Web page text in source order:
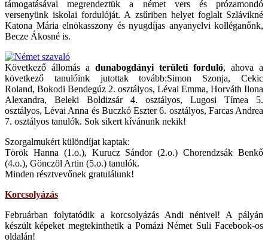
támogatásával megrendeztük a német vers és prózamondó
versenyünk iskolai fordulóját. A zsűriben helyet foglalt Szlávikné
Katona Mária elnökasszony és nyugdíjas anyanyelvi kolléganőnk,
Becze Ákosné is.
Következő állomás a dunabogdányi területi forduló, ahova a
következő tanulóink jutottak tovább:Simon Szonja, Cekic
Roland, Bokodi Bendegúz 2. osztályos, Lévai Emma, Horváth Ilona
Alexandra, Beleki Boldizsár 4. osztályos, Lugosi Tímea 5.
osztályos, Lévai Anna és Buczkó Eszter 6. osztályos, Farcas Andrea
7. osztályos tanulók. Sok sikert kívánunk nekik!
Szorgalmukért különdíjat kaptak:
Török Hanna (1.o.), Kurucz Sándor (2.o.) Chorendzsák Benkő
(4.o.), Gönczöl Artin (5.o.) tanulók.
Minden résztvevőnek gratulálunk!
Korcsolyázás
Februárban folytatódik a korcsolyázás Andi nénivel! A pályán
készült képeket megtekinthetik a Pomázi Német Suli Facebook-os
oldalán!